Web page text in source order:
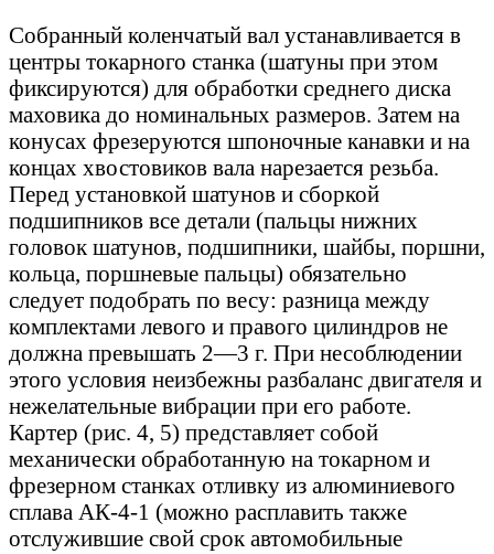
Собранный коленчатый вал устанавливается в
центры токарного станка (шатуны при этом
фиксируются) для обработки среднего диска
маховика до номинальных размеров. Затем на
конусах фрезеруются шпоночные канавки и на
концах хвостовиков вала нарезается резьба.
Перед установкой шатунов и сборкой
подшипников все детали (пальцы нижних
головок шатунов, подшипники, шайбы, поршни,
кольца, поршневые пальцы) обязательно
следует подобрать по весу: разница между
комплектами левого и правого цилиндров не
должна превышать 2—3 г. При несоблюдении
этого условия неизбежны разбаланс двигателя и
нежелательные вибрации при его работе.
Картер (рис. 4, 5) представляет собой
механически обработанную на токарном и
фрезерном станках отливку из алюминиевого
сплава АК-4-1 (можно расплавить также
отслужившие свой срок автомобильные